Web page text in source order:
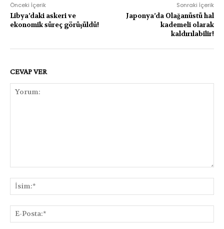
Önceki İçerik
Libya’daki askeri ve
ekonomik süreç görüşüldü!
Sonraki İçerik
Japonya’da Olağanüstü hal
kademeli olarak
kaldırılabilir!
CEVAP VER